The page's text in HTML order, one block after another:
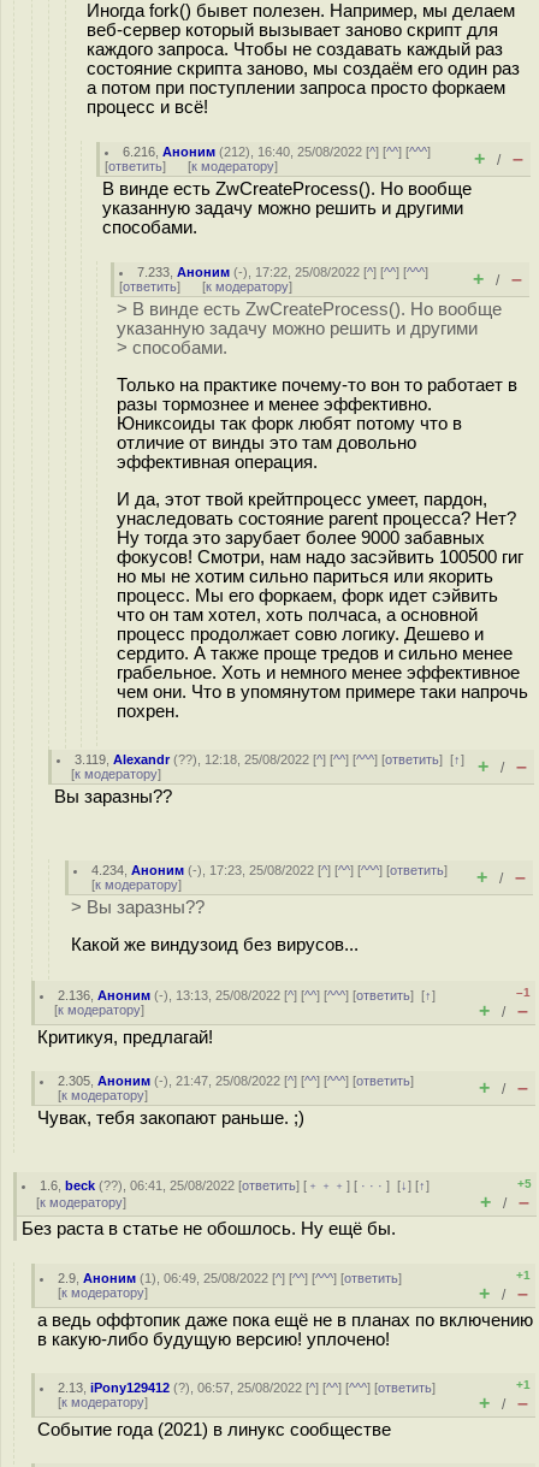
Иногда fork() бывет полезен. Например, мы делаем
веб-сервер который вызывает заново скрипт для
каждого запроса. Чтобы не создавать каждый раз
состояние скрипта заново, мы создаём его один раз
а потом при поступлении запроса просто форкаем
процесс и всё!
6.216 ,Аноним (212), 16:40, 25/08/2022 [^] [^^] [^^^]
[ответить] [к модератору] + / –
В винде есть ZwCreateProcess(). Но вообще
указанную задачу можно решить и другими
способами.
7.233 ,Аноним (-), 17:22, 25/08/2022 [^] [^^] [^^^]
[ответить] [к модератору] + / –
> В винде есть ZwCreateProcess(). Но вообще
указанную задачу можно решить и другими
> способами.
Только на практике почему-то вон то работает в
разы тормознее и менее эффективно.
Юниксоиды так форк любят потому что в
отличие от винды это там довольно
эффективная операция.
И да, этот твой крейтпроцесс умеет, пардон,
унаследовать состояние parent процесса? Нет?
Ну тогда это зарубает более 9000 забавных
фокусов! Смотри, нам надо засэйвить 100500 гиг
но мы не хотим сильно париться или якорить
процесс. Мы его форкаем, форк идет сэйвить
что он там хотел, хоть полчаса, а основной
процесс продолжает совю логику. Дешево и
сердито. А также проще тредов и сильно менее
грабельное. Хоть и немного менее эффективное
чем они. Что в упомянутом примере таки напрочь
похрен.
3.119 ,Alexandr(??), 12:18, 25/08/2022 [^] [^^] [^^^] [ответить][↑]
[к модератору] + / –
Вы заразны??
4.234 ,Аноним (-), 17:23, 25/08/2022 [^] [^^] [^^^] [ответить]
[к модератору] + / –
> Вы заразны??
Какой же виндузоид без вирусов...
2.136 ,Аноним (-), 13:13, 25/08/2022 [^] [^^] [^^^] [ответить][↑]
[к модератору]
–1
+ / –
Критикуя, предлагай!
2.305 ,Аноним (-), 21:47, 25/08/2022 [^] [^^] [^^^] [ответить]
[к модератору] + / –
Чувак, тебя закoпают раньше. ;)
1.6 ,beck (??), 06:41, 25/08/2022 [ответить] [ ﹢﹢﹢] [ · · ·][↓] [↑]
[к модератору]
+5
+ / –
Без раста в статье не обошлось. Ну ещё бы.
2.9 ,Аноним (1), 06:49, 25/08/2022 [^] [^^] [^^^] [ответить]
[к модератору]
+1
+ / –
а ведь оффтопик даже пока ещё не в планах по включению
в какую-либо будущую версию! уплочено!
2.13 ,iPony129412 (?), 06:57, 25/08/2022 [^] [^^] [^^^] [ответить]
[к модератору]
+1
+ / –
Событие года (2021) в линукс сообществе